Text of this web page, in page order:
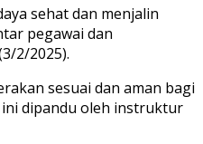
sehat dan menjalin
pegawai dan
2/2025).
sesuai dan aman bagi
dipandu oleh instruktur